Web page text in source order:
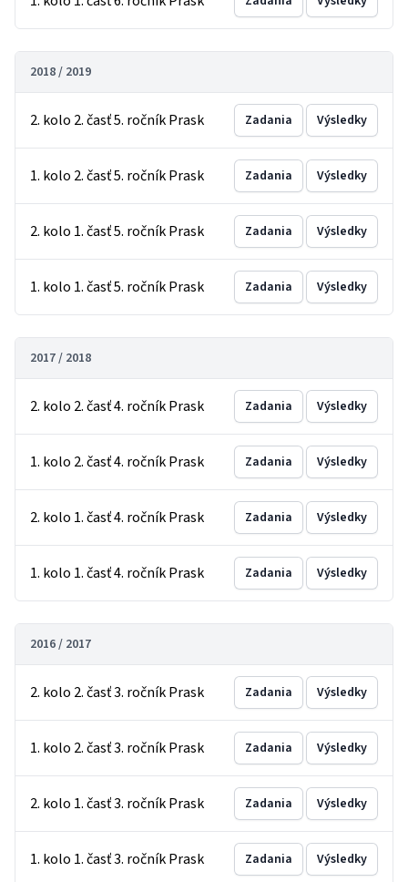
2018 / 2019
2. kolo 2. časť 5. ročník Prask Zadania Výsledky
1. kolo 2. časť 5. ročník Prask Zadania Výsledky
2. kolo 1. časť 5. ročník Prask Zadania Výsledky
1. kolo 1. časť 5. ročník Prask Zadania Výsledky
2017 / 2018
2. kolo 2. časť 4. ročník Prask Zadania Výsledky
1. kolo 2. časť 4. ročník Prask Zadania Výsledky
2. kolo 1. časť 4. ročník Prask Zadania Výsledky
1. kolo 1. časť 4. ročník Prask Zadania Výsledky
2016 / 2017
2. kolo 2. časť 3. ročník Prask Zadania Výsledky
1. kolo 2. časť 3. ročník Prask Zadania Výsledky
2. kolo 1. časť 3. ročník Prask Zadania Výsledky
1. kolo 1. časť 3. ročník Prask Zadania Výsledky